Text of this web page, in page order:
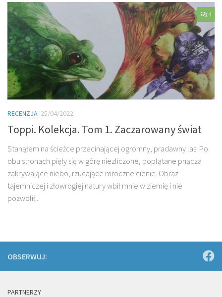
4
RECENZJA 25/04/2022
Toppi. Kolekcja. Tom 1. Zaczarowany świat
Stanąłem na ścieżce przecinającej ogromny, pradawny las. Po
obu stronach pięły się w górę niezliczone, poplątane pnącza
zakrywające niebo, rzucające mroczne cienie. Obraz
tajemniczej i złowrogiej natury wbił mnie w ziemię i nie
pozwolił...
OBSERWUJ:
PARTNERZY